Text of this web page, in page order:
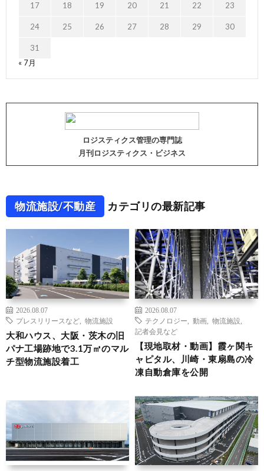
17 18 19 20 21 22 23
24 25 26 27 28 29 30
31
« 7月
ロジスティクス管理の専門誌
月刊ロジスティクス・ビジネス
物流施設/不動産 カテゴリの最新記事
2026.08.07
プレスリリースなど
物流施設
大和ハウス、大阪・茨木の旧
パナ工場跡地で3.1万㎡のマル
チ型物流施設着工
2026.08.07
テクノロジー
動画 物流施設
記者会見など
【現地取材・動画】霞ヶ関キ
ャピタル、川崎・東扇島の冷
凍自動倉庫を公開